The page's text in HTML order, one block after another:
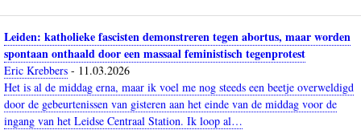
Leiden: katholieke fascisten demonstreren tegen abortus, maar worden
spontaan onthaald door een massaal feministisch tegenprotest
Eric Krebbers - 11.03.2026
Het is al de middag erna, maar ik voel me nog steeds een beetje overweldigd
door de gebeurtenissen van gisteren aan het einde van de middag voor de
ingang van het Leidse Centraal Station. Ik loop al…